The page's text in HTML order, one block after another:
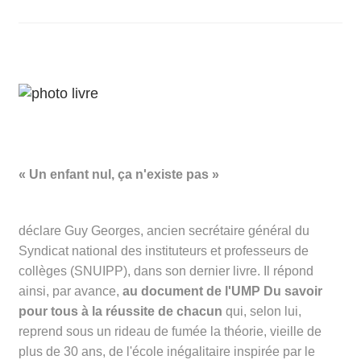
« Un enfant nul, ça n'existe pas »
déclare Guy Georges, ancien secrétaire général du
Syndicat national des instituteurs et professeurs de
collèges (SNUIPP), dans son dernier livre. Il répond
ainsi, par avance,au document de l'UMP Du savoir
pour tous à la réussite de chacun qui, selon lui,
reprend sous un rideau de fumée la théorie, vieille de
plus de 30 ans, de l'école inégalitaire inspirée par le